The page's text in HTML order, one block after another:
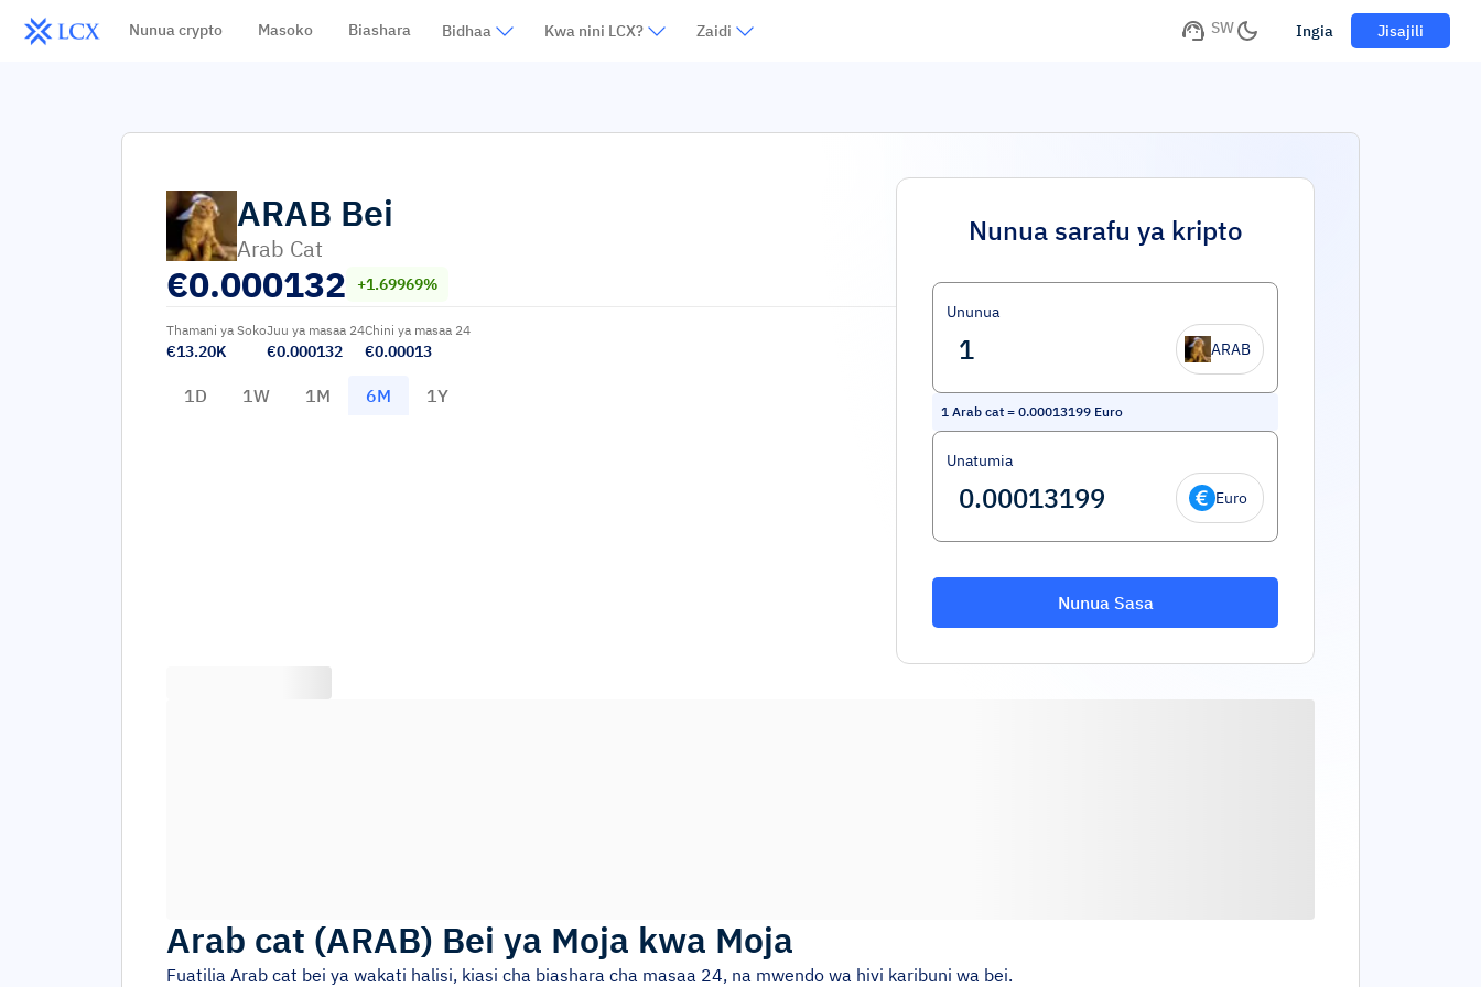
Nunua crypto Masoko Biashara Bidhaa Kwa nini LCX? Zaidi SW Ingia Jisajili
ARAB Bei
Arab Cat
€0.000132 +1.69969%
Thamani ya Soko
€13.20K
Juu ya masaa 24
€0.000132
Chini ya masaa 24
€0.00013
1D 1W 1M 6M 1Y
Nunua sarafu ya kripto
Ununua
ARAB
1 Arab cat = 0.00013199 Euro
Unatumia
Euro
Nunua Sasa
Arab cat (ARAB) Bei ya Moja kwa Moja
Fuatilia Arab cat bei ya wakati halisi, kiasi cha biashara cha masaa 24, na mwendo wa hivi karibuni wa bei.